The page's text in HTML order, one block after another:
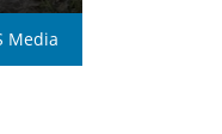
Media